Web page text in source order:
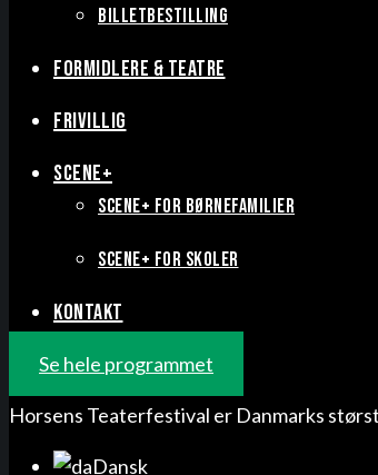
BILLETBESTILLING
FORMIDLERE & TEATRE
FRIVILLIG
SCENE+
SCENE+ FOR BØRNEFAMILIER
SCENE+ FOR SKOLER
KONTAKT
Se hele programmet
Horsens Teaterfestival er Danmarks
Dansk